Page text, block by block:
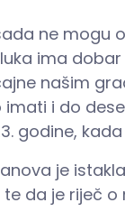
ne mogu
ima
našim
imati i do
godine,
je
da je riječ o